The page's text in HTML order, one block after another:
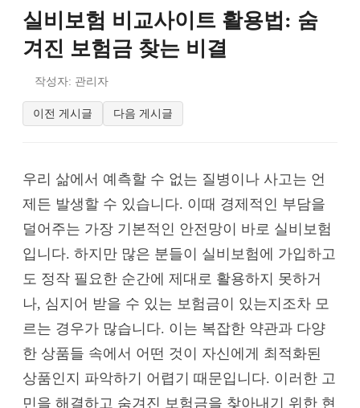
실비보험 비교사이트 활용법: 숨
겨진 보험금 찾는 비결
작성자: 관리자
이전 게시글 다음 게시글
우리 삶에서 예측할 수 없는 질병이나 사고는 언
제든 발생할 수 있습니다. 이때 경제적인 부담을
덜어주는 가장 기본적인 안전망이 바로 실비보험
입니다. 하지만 많은 분들이 실비보험에 가입하고
도 정작 필요한 순간에 제대로 활용하지 못하거
나, 심지어 받을 수 있는 보험금이 있는지조차 모
르는 경우가 많습니다. 이는 복잡한 약관과 다양
한 상품들 속에서 어떤 것이 자신에게 최적화된
상품인지 파악하기 어렵기 때문입니다. 이러한 고
민을 해결하고 숨겨진 보험금을 찾아내기 위한 현